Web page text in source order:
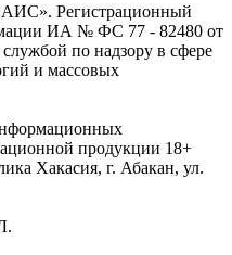
Регистрационный
ИА № ФС 77 - 82480 от
по надзору в сфере
и массовых
продукции 18+
Хакасия, г. Абакан, ул.